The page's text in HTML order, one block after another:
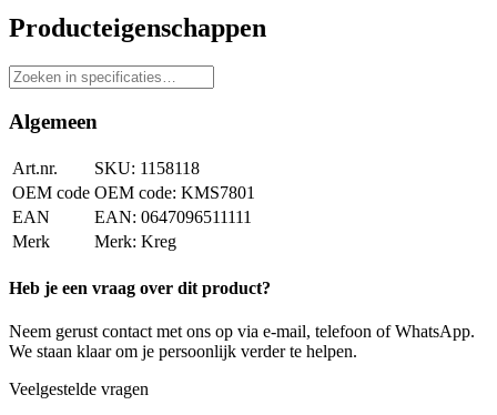
Producteigenschappen
Algemeen
Art.nr.
1158118
OEM code
KMS7801
EAN
0647096511111
Merk
Kreg
Heb je een vraag over dit product?
Neem gerust contact met ons op via e-mail, telefoon of WhatsApp.
We staan klaar om je persoonlijk verder te helpen.
Veelgestelde vragen